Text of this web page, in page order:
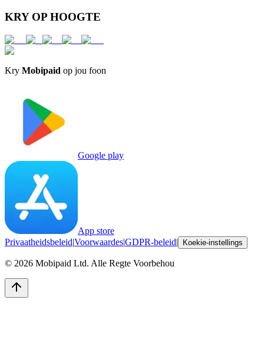
KRY OP HOOGTE
Kry Mobipaid op jou foon
Google play
App store
Privaatheidsbeleid|Voorwaardes|GDPR-beleid| Koekie-instellings
© 2026 Mobipaid Ltd. Alle Regte Voorbehou